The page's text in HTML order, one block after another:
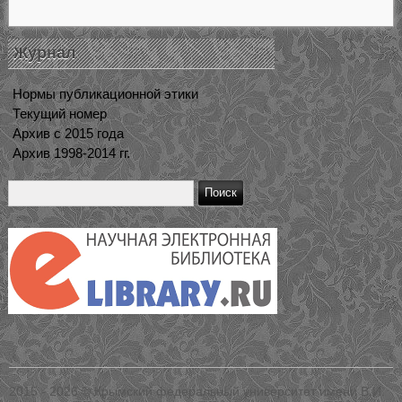
Журнал
Нормы публикационной этики
Текущий номер
Архив с 2015 года
Архив 1998-2014 гг.
2015 - 2026 © Крымский федеральный университет имени В.И.